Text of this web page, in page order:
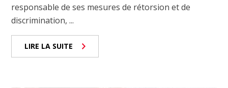
responsable de ses mesures de rétorsion et de
discrimination, ...
LIRE LA SUITE